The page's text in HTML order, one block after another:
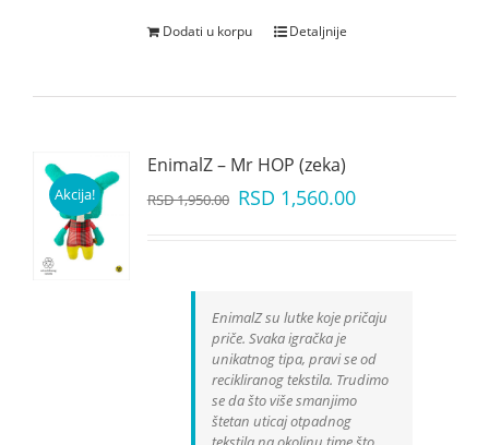
Dodati u korpu Detaljnije
Akcija!
EnimalZ – Mr HOP (zeka)
RSD1,950.00 RSD 1,560.00
EnimalZ su lutke koje pričaju
priče. Svaka igračka je
unikatnog tipa, pravi se od
recikliranog tekstila. Trudimo
se da što više smanjimo
štetan uticaj otpadnog